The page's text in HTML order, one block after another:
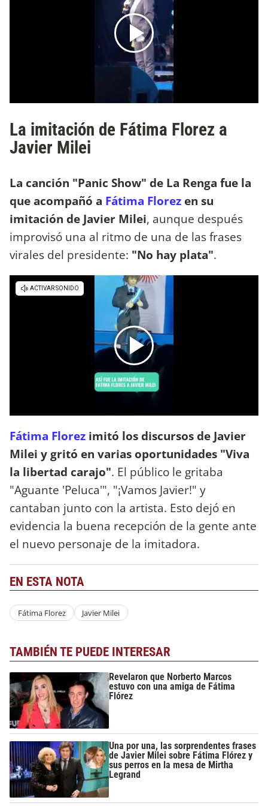
La imitación de Fátima Florez a
Javier Milei
La canción "Panic Show" de La Renga fue la
que acompañó a Fátima Florez en su
imitación de Javier Milei, aunque después
improvisó una al ritmo de una de las frases
virales del presidente: "No hay plata".
Fátima Florez imitó los discursos de Javier
Milei y gritó en varias oportunidades "Viva
la libertad carajo". El público le gritaba
"Aguante 'Peluca'", "¡Vamos Javier!" y
cantaban junto con la artista. Esto dejó en
evidencia la buena recepción de la gente ante
el nuevo personaje de la imitadora.
EN ESTA NOTA
Fátima Florez Javier Milei
TAMBIÉN TE PUEDE INTERESAR
Revelaron que Norberto Marcos
estuvo con una amiga de Fátima
Flórez
Una por una, las sorprendentes frases
de Javier Milei sobre Fátima Flórez y
sus perros en la mesa de Mirtha
Legrand